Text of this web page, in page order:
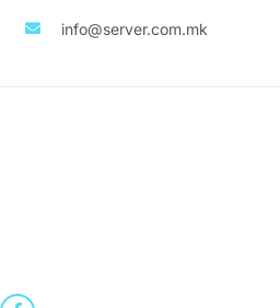
info@server.com.mk